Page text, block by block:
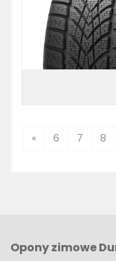
« 6 7 8
Opony zimowe